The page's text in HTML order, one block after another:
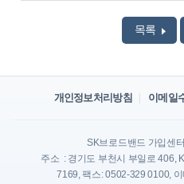
목록
개인정보처리방침 이메일
SK브로드밴드 가입센
주소 : 경기도 부천시 부일로 406,
7169, 팩스: 0502-329 0100,